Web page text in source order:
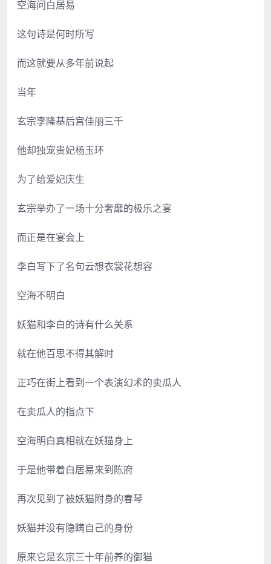
空海问白居易
这句诗是何时所写
而这就要从多年前说起
当年
玄宗李隆基后宫佳丽三千
他却独宠贵妃杨玉环
为了给爱妃庆生
玄宗举办了一场十分奢靡的极乐之宴
而正是在宴会上
李白写下了名句云想衣裳花想容
空海不明白
妖猫和李白的诗有什么关系
就在他百思不得其解时
正巧在街上看到一个表演幻术的卖瓜人
在卖瓜人的指点下
空海明白真相就在妖猫身上
于是他带着白居易来到陈府
再次见到了被妖猫附身的春琴
妖猫并没有隐瞒自己的身份
原来它是玄宗三十年前养的御猫